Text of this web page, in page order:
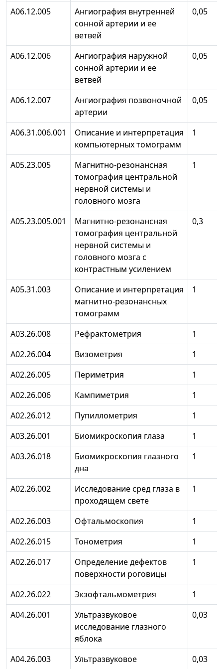
А06.12.005
Ангиография внутренней
сонной артерии и ее
ветвей
0,05
А06.12.006
Ангиография наружной
сонной артерии и ее
ветвей
0,05
А06.12.007
Ангиография позвоночной
артерии
0,05
А06.31.006.001
Описание и интерпретация
компьютерных томограмм
1
А05.23.005
Магнитно-резонансная
томография центральной
нервной системы и
головного мозга
1
А05.23.005.001
Магнитно-резонансная
томография центральной
нервной системы и
головного мозга с
контрастным усилением
0,3
А05.31.003
Описание и интерпретация
магнитно-резонансных
томограмм
1
А03.26.008 Рефрактометрия
1
А02.26.004
Визометрия
1
А02.26.005
Периметрия
1
А02.26.006
Кампиметрия
1
А02.26.012
Пупиллометрия
1
А03.26.001
Биомикроскопия глаза
1
А03.26.018
Биомикроскопия глазного
дна
1
А02.26.002
Исследование сред глаза в
проходящем свете
1
А02.26.003 Офтальмоскопия
1
А02.26.015
Тонометрия
1
А02.26.017
Определение дефектов
поверхности роговицы
1
А02.26.022 Экзофтальмометрия
1
А04.26.001
Ультразвуковое
исследование глазного
яблока
0,03
А04.26.003
Ультразвуковое
0,03